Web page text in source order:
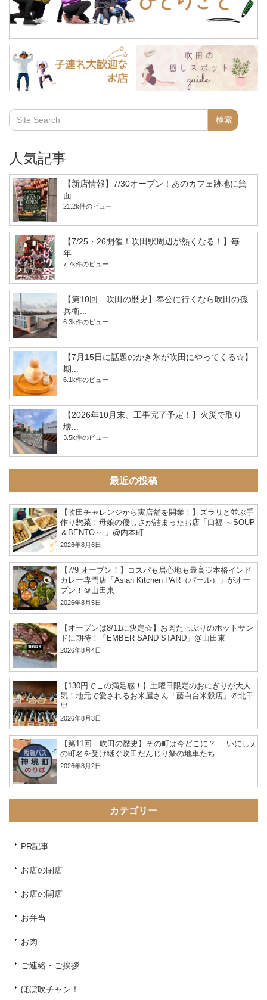
人気記事
【新店情報】7/30オープン！あのカフェ跡地に箕
面...
21.2k件のビュー
【7/25・26開催！吹田駅周辺が熱くなる！】毎
年...
7.7k件のビュー
【第10回 吹田の歴史】奉公に行くなら吹田の孫
兵衛...
6.3k件のビュー
【7月15日に話題のかき氷が吹田にやってくる☆】
期...
6.1k件のビュー
【2026年10月末、工事完了予定！】火災で取り
壊...
3.5k件のビュー
最近の投稿
【吹田チャレンジから実店舗を開業！】ズラリと並ぶ手
作り惣菜！母娘の優しさが詰まったお店「口福 ～SOUP
＆BENTO～ 」@内本町
2026年8月6日
【7/9 オープン！】コスパも居心地も最高♡本格インド
カレー専門店「Asian Kitchen PAR（パール）」がオー
プン！＠山田東
2026年8月5日
【オープンは8/11に決定☆】お肉たっぷりのホットサン
ドに期待！「EMBER SAND STAND」@山田東
2026年8月4日
【130円でこの満足感！】土曜日限定のおにぎりが大人
気！地元で愛されるお米屋さん「藤白台米穀店」＠北千
里
2026年8月3日
【第11回 吹田の歴史】その町は今どこに？──いにしえ
の町名を受け継ぐ吹田だんじり祭の地車たち
2026年8月2日
カテゴリー
PR記事
お店の閉店
お店の開店
お弁当
お肉
ご連絡・ご挨拶
ほぼ吹チャン！